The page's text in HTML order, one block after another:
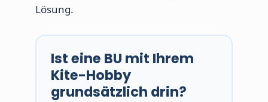
Lösung.
Ist eine BU mit Ihrem
Kite-Hobby
grundsätzlich drin?